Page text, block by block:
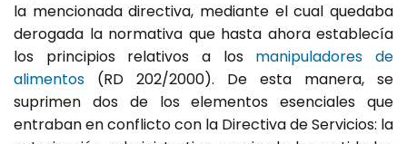
la mencionada directiva, mediante el cual quedaba
derogada la normativa que hasta ahora establecía
los principios relativos a los manipuladores
de
alimentos (RD 202/2000). De esta manera, se
suprimen dos de los elementos esenciales que
entraban en conflicto con la Directiva de Servicios: la